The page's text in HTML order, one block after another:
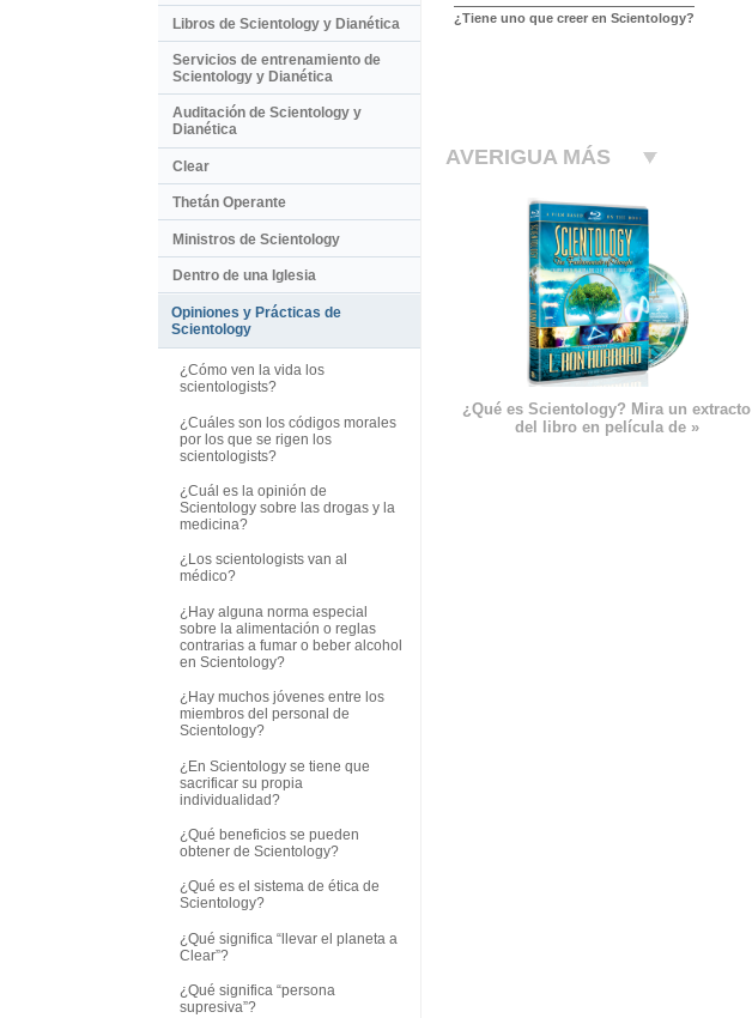
¿Tiene uno que creer en Scientology?
AVERIGUA MÁS
¿Qué es Scientology? Mira un extracto
del libro en película de »
Libros de Scientology y Dianética
Servicios de entrenamiento de
Scientology y Dianética
Auditación de Scientology y
Dianética
Clear
Thetán Operante
Ministros de Scientology
Dentro de una Iglesia
Opiniones y Prácticas de
Scientology
¿Cómo ven la vida los
scientologists?
¿Cuáles son los códigos morales
por los que se rigen los
scientologists?
¿Cuál es la opinión de
Scientology sobre las drogas y la
medicina?
¿Los scientologists van al
médico?
¿Hay alguna norma especial
sobre la alimentación o reglas
contrarias a fumar o beber alcohol
en Scientology?
¿Hay muchos jóvenes entre los
miembros del personal de
Scientology?
¿En Scientology se tiene que
sacrificar su propia
individualidad?
¿Qué beneficios se pueden
obtener de Scientology?
¿Qué es el sistema de ética de
Scientology?
¿Qué significa “llevar el planeta a
Clear”?
¿Qué significa “persona
supresiva”?